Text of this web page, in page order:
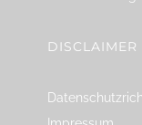
DISCLAIMER